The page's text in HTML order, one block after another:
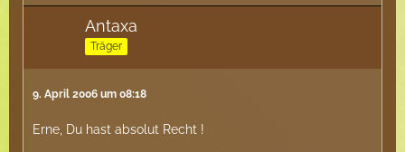
Antaxa
Träger
9. April 2006 um 08:18
Erne, Du hast absolut Recht !